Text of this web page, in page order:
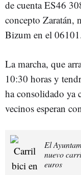
de cuenta ES46
concepto Zaratán,
Bizum en el
La marcha, que
10:30 horas y
ha consolidado ya
vecinos esperan
El
nuevo
euros